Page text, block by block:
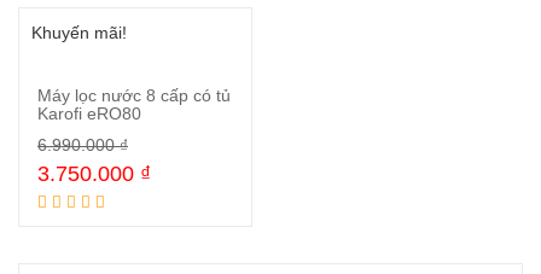
Khuyến mãi!
Máy lọc nước 8 cấp có tủ
Karofi eRO80
6.990.000₫
3.750.000 ₫